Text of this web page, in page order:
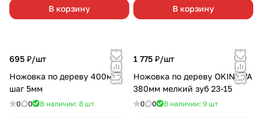
В корзину В корзину
695 ₽/шт
Ножовка по дереву 400мм
шаг 5мм
0 0 В наличии: 8 шт
1 775 ₽/шт
Ножовка по дереву OKINAWA
380мм мелкий зуб 23-15
0 0 В наличии: 9 шт